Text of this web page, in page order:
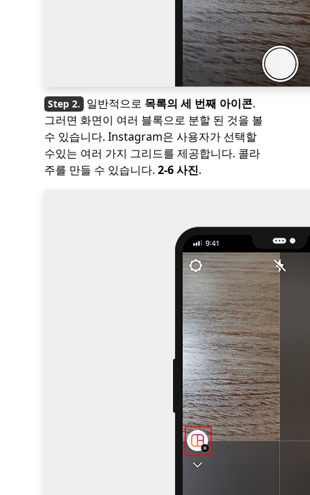
일반적으로 목록의 세 번째 아이콘.
그러면 화면이 여러 블록으로 분할 된 것을 볼
수 있습니다. Instagram은 사용자가 선택할
수있는 여러 가지 그리드를 제공합니다. 콜라
주를 만들 수 있습니다. 2-6 사진.